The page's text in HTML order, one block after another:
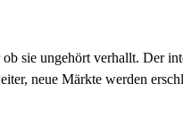
sie ungehört verhallt. Der
neue Märkte werden